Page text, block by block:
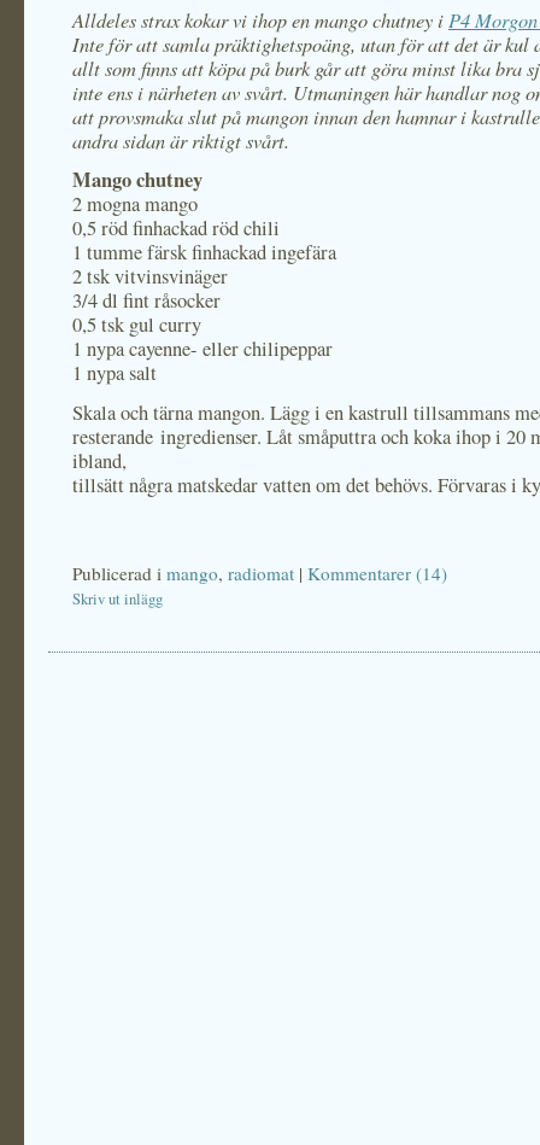
Alldeles strax kokar vi ihop en mango chutney i P4
Inte för att samla präktighetspoäng, utan för att det är kul
allt som finns att köpa på burk går att göra minst lika bra
inte ens i närheten av svårt. Utmaningen här handlar nog
att provsmaka slut på mangon innan den hamnar i
andra sidan är riktigt svårt.
Mango chutney
2 mogna mango
0,5 röd finhackad röd chili
1 tumme färsk finhackad ingefära
2 tsk vitvinsvinäger
3/4 dl fint råsocker
0,5 tsk gul curry
1 nypa cayenne- eller chilipeppar
1 nypa salt
Skala och tärna mangon. Lägg i en kastrull tillsammans
resterande ingredienser. Låt småputtra och koka ihop i 20
ibland,
tillsätt några matskedar vatten om det behövs. Förvaras i
Publicerad i mango, radiomat | Kommentarer (14)
Skriv ut inlägg